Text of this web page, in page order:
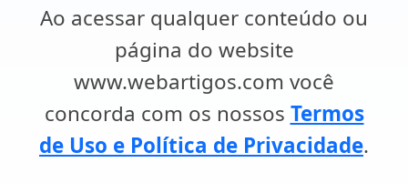
Ao acessar qualquer conteúdo ou
página do website
www.webartigos.com você
concorda com os nossos Termos
de Uso e Política de Privacidade.